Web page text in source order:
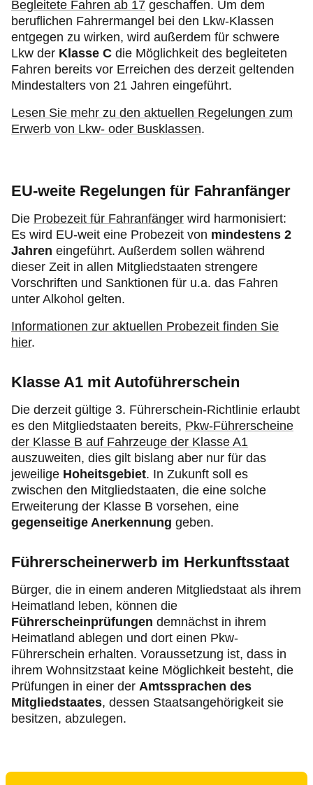
Begleitete Fahren ab 17 geschaffen. Um dem
beruflichen Fahrermangel bei den Lkw-Klassen
entgegen zu wirken, wird außerdem für schwere
Lkw der Klasse C die Möglichkeit des begleiteten
Fahren bereits vor Erreichen des derzeit geltenden
Mindestalters von 21 Jahren eingeführt.
Lesen Sie mehr zu den aktuellen Regelungen zum
Erwerb von Lkw- oder Busklassen.
EU-weite Regelungen für Fahranfänger
Die Probezeit für Fahranfänger wird harmonisiert:
Es wird EU-weit eine Probezeit von mindestens 2
Jahren eingeführt. Außerdem sollen während
dieser Zeit in allen Mitgliedstaaten strengere
Vorschriften und Sanktionen für u.a. das Fahren
unter Alkohol gelten.
Informationen zur aktuellen Probezeit finden Sie
hier.
Klasse A1 mit Autoführerschein
Die derzeit gültige 3. Führerschein-Richtlinie erlaubt
es den Mitgliedstaaten bereits, Pkw-Führerscheine
der Klasse B auf Fahrzeuge der Klasse A1
auszuweiten, dies gilt bislang aber nur für das
jeweilige Hoheitsgebiet. In Zukunft soll es
zwischen den Mitgliedstaaten, die eine solche
Erweiterung der Klasse B vorsehen, eine
gegenseitige Anerkennung geben.
Führerscheinerwerb im Herkunftsstaat
Bürger, die in einem anderen Mitgliedstaat als ihrem
Heimatland leben, können die
Führerscheinprüfungen demnächst in ihrem
Heimatland ablegen und dort einen Pkw-
Führerschein erhalten. Voraussetzung ist, dass in
ihrem Wohnsitzstaat keine Möglichkeit besteht, die
Prüfungen in einer der Amtssprachen des
Mitgliedstaates, dessen Staatsangehörigkeit sie
besitzen, abzulegen.